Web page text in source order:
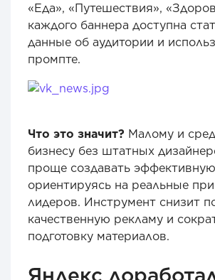
«Еда», «Путешествия»,
каждого баннера доступна
данные об аудитории и
промпте.
Что это значит? Малому и
бизнесу без штатных
проще создавать
ориентируясь на реальные
лидеров. Инструмент снизит
качественную рекламу и
подготовку материалов.
Яндекс